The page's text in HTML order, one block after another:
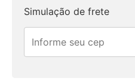
Simulação de frete